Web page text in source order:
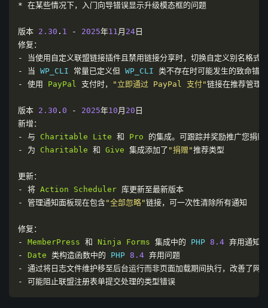
* 在某些情况下，入门向导错误显示升级模态框的问题
版本 2.30 . 1 - 2025年11月 24 日
修复：
-
当使用自定义联盟链接插件且禁用链接分享时，切换自定义别名格式
-
当 WP_CLI 常量已定义但 WP_CLI 类不存在时可能发生的致命错误
-
使用 PayPal 支付时， "立即通过 PayPal 支付"链接在推荐管理
版本 2.30 . 0 - 2025年10月 20 日
新增：
-
与 Charitable Lite 和 Pro
的集成。可跟踪并奖励推广您捐赠
-
为 Charitable 和 Give 集成添加了 "捐赠"推荐类型
更新：
-
将 Action Scheduler 库更新至最新版本
-
管理通知面板现在包含"全部忽略"链接，可一次性清除所有通知
修复：
-
MemberPress 和 Ninja Forms 集成中的 PHP 8.4 弃用通知
-
Date 类构造函数中的 PHP 8.4 弃用问题
-
通过将日志文件维护移至后台运行而非页面加载期间执行，改善了网
-
可能阻止联盟注册表单提交处理的类型错误